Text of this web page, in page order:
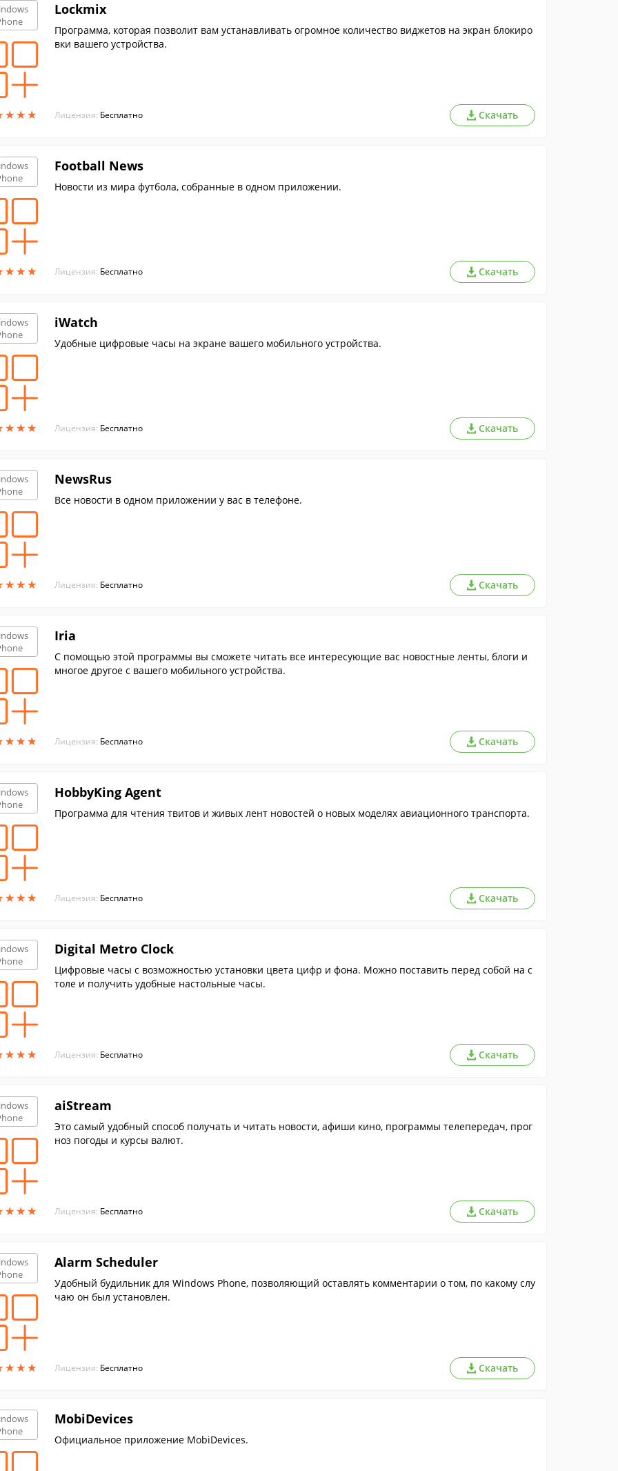
★★★
★★★
Lockmix
Программа, которая позволит вам устанавливать огромное количество виджетов на экран блокиро
вки вашего устройства.
Лицензия: Бесплатно Скачать
★★★
★★★
Football News
Новости из мира футбола, собранные в одном приложении.
Лицензия: Бесплатно Скачать
★★★
★★★
iWatch
Удобные цифровые часы на экране вашего мобильного устройства.
Лицензия: Бесплатно Скачать
★★★
★★★
NewsRus
Все новости в одном приложении у вас в телефоне.
Лицензия: Бесплатно Скачать
★★★
★★★
Iria
С помощью этой программы вы сможете читать все интересующие вас новостные ленты, блоги и
многое другое с вашего мобильного устройства.
Лицензия: Бесплатно Скачать
★★★
★★★
HobbyKing Agent
Программа для чтения твитов и живых лент новостей о новых моделях авиационного транспорта.
Лицензия: Бесплатно Скачать
★★★
★★★
Digital Metro Clock
Цифровые часы с возможностью установки цвета цифр и фона. Можно поставить перед собой на с
толе и получить удобные настольные часы.
Лицензия: Бесплатно Скачать
★★★
★★★
aiStream
Это самый удобный способ получать и читать новости, афиши кино, программы телепередач, прог
ноз погоды и курсы валют.
Лицензия: Бесплатно Скачать
★★★
★★★
Alarm Scheduler
Удобный будильник для Windows Phone, позволяющий оставлять комментарии о том, по какому слу
чаю он был установлен.
Лицензия: Бесплатно Скачать
MobiDevices
Официальное приложение MobiDevices.